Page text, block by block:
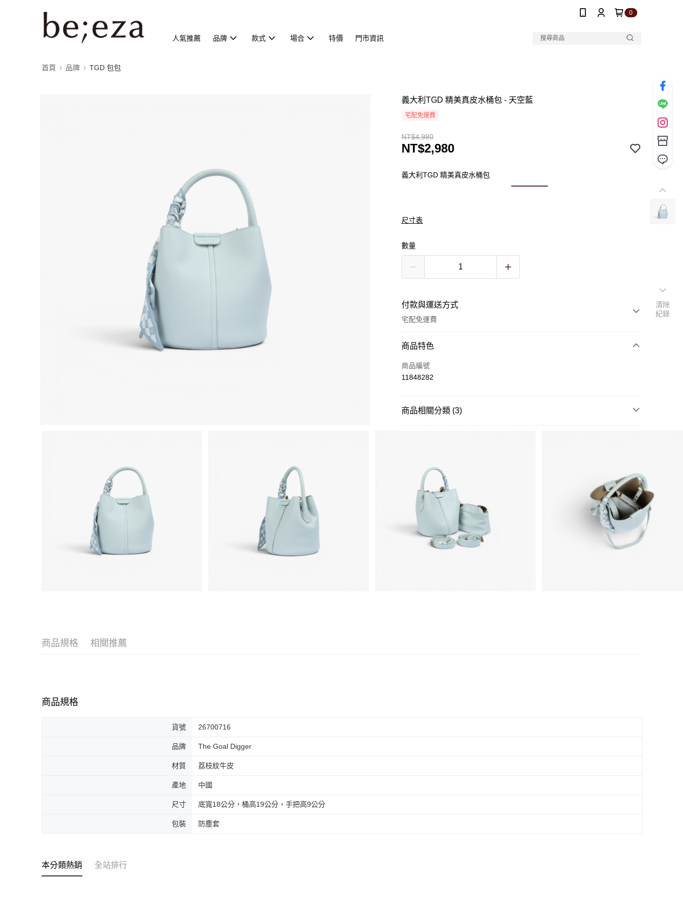
0
人氣推薦 品牌 款式 場合 特價 門市資訊
首頁 品牌 TGD 包包
義大利TGD 精美真皮水桶包 - 天空藍
宅配免運費
NT$4,980
NT$2,980
義大利TGD 精美真皮水桶包
尺寸表
數量
付款與運送方式
宅配免運費
付款方式
信用卡一次付款
運送方式
商品特色
商品編號
11848282
商品相關分類 (3)
商品規格 相關推薦
商品規格
貨號 26700716
品牌 The Goal Digger
材質 荔枝紋牛皮
產地 中國
尺寸 底寬18公分，桶高19公分，手把高9公分
包裝 防塵套
本分類熱銷 全站排行
清除
紀錄